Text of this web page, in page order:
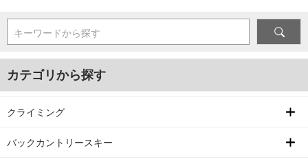
キーワードから探す
カテゴリから探す
クライミング
バックカントリースキー